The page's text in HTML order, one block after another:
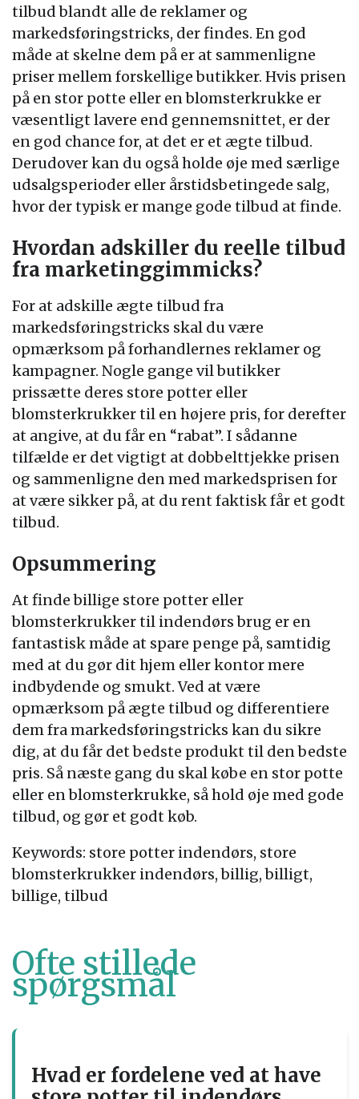
tilbud blandt alle de reklamer og
markedsføringstricks, der findes. En god
måde at skelne dem på er at sammenligne
priser mellem forskellige butikker. Hvis prisen
på en stor potte eller en blomsterkrukke er
væsentligt lavere end gennemsnittet, er der
en god chance for, at det er et ægte tilbud.
Derudover kan du også holde øje med særlige
udsalgsperioder eller årstidsbetingede salg,
hvor der typisk er mange gode tilbud at finde.
Hvordan adskiller du reelle tilbud
fra marketinggimmicks?
For at adskille ægte tilbud fra
markedsføringstricks skal du være
opmærksom på forhandlernes reklamer og
kampagner. Nogle gange vil butikker
prissætte deres store potter eller
blomsterkrukker til en højere pris, for derefter
at angive, at du får en “rabat”. I sådanne
tilfælde er det vigtigt at dobbelttjekke prisen
og sammenligne den med markedsprisen for
at være sikker på, at du rent faktisk får et godt
tilbud.
Opsummering
At finde billige store potter eller
blomsterkrukker til indendørs brug er en
fantastisk måde at spare penge på, samtidig
med at du gør dit hjem eller kontor mere
indbydende og smukt. Ved at være
opmærksom på ægte tilbud og differentiere
dem fra markedsføringstricks kan du sikre
dig, at du får det bedste produkt til den bedste
pris. Så næste gang du skal købe en stor potte
eller en blomsterkrukke, så hold øje med gode
tilbud, og gør et godt køb.
Keywords: store potter indendørs, store
blomsterkrukker indendørs, billig, billigt,
billige, tilbud
Ofte stillede
spørgsmål
Hvad er fordelene ved at have